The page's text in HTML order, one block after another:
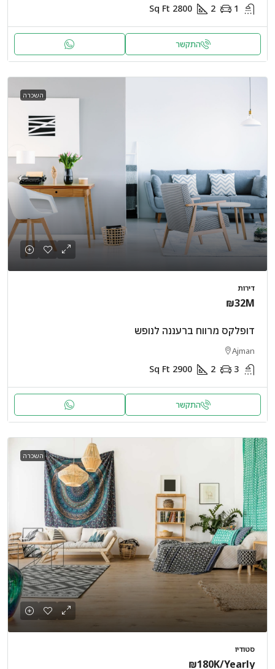
1
2
2800
Sq Ft
התקשר
השכרה
דירות
₪32M
דופלקס מרווח ברעננה לנופש
Ajman
3
2
2900
Sq Ft
התקשר
השכרה
סטודיו
₪180K/Yearly